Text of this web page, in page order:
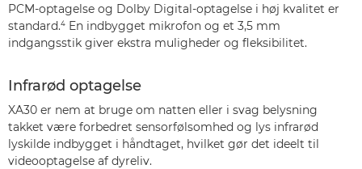
PCM-optagelse og Dolby Digital-optagelse i høj kvalitet er
standard.⁴ En indbygget mikrofon og et 3,5 mm
indgangsstik giver ekstra muligheder og fleksibilitet.
Infrarød optagelse
XA30 er nem at bruge om natten eller i svag belysning
takket være forbedret sensorfølsomhed og lys infrarød
lyskilde indbygget i håndtaget, hvilket gør det ideelt til
videooptagelse af dyreliv.